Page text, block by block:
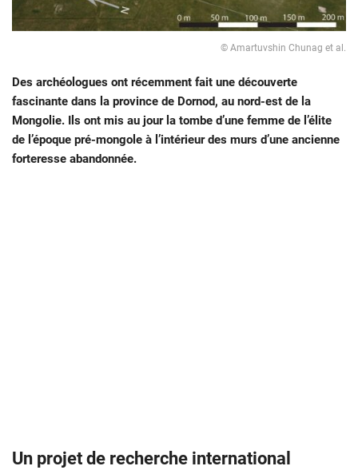
© Amartuvshin Chunag et al.
Des archéologues ont récemment fait une découverte
fascinante dans la province de Dornod, au nord-est de la
Mongolie. Ils ont mis au jour la tombe d’une femme de l’élite
de l’époque pré-mongole à l’intérieur des murs d’une ancienne
forteresse abandonnée.
Un projet de recherche international